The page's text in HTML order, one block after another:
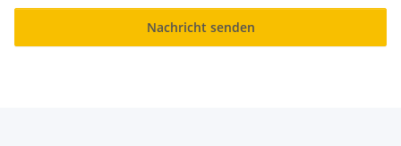
Nachricht senden